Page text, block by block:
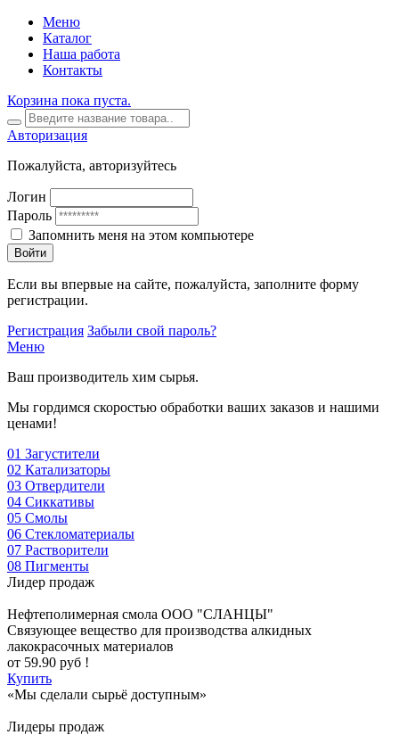
Меню
Каталог
Наша работа
Контакты
Корзина пока пуста.
Авторизация
Пожалуйста, авторизуйтесь
Логин
Пароль
Запомнить меня на этом компьютере
Войти
Если вы впервые на сайте, пожалуйста, заполните форму
регистрации.
Регистрация Забыли свой пароль?
Меню
Ваш производитель хим сырья.
Мы гордимся скоростью обработки ваших заказов и нашими
ценами!
01 Загустители
02 Катализаторы
03 Отвердители
04 Сиккативы
05 Смолы
06 Стекломатериалы
07 Растворители
08 Пигменты
Лидер продаж
Нефтеполимерная смола ООО "СЛАНЦЫ"
Cвязующее вещество для производства алкидных
лакокрасочных материалов
от 59.90 руб !
Купить
«Мы сделали сырьё доступным»
Лидеры продаж